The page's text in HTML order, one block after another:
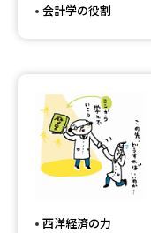
大学で学べる内容や
データサイエンス特集
デジタルパンフレット
新学年スタート号特集ペー
（高3生用）
会計学の役割
西洋経済の力